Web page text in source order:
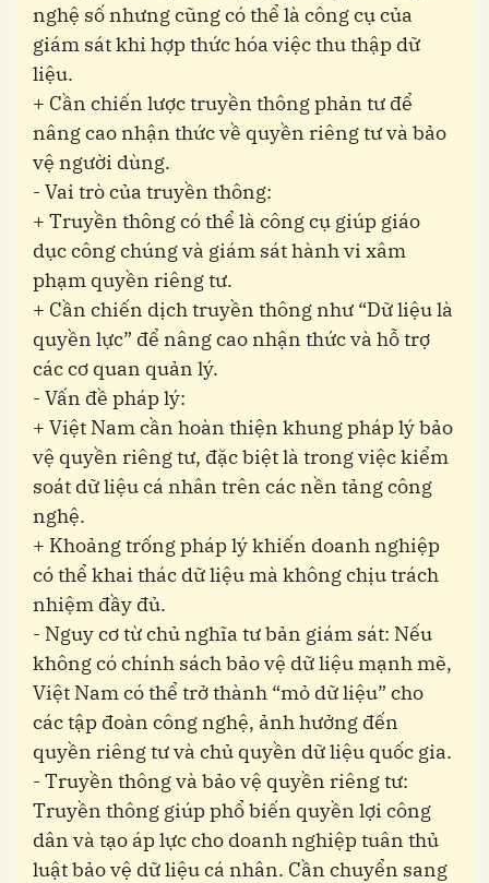
nghệ số nhưng cũng có thể là công cụ của
giám sát khi hợp thức hóa việc thu thập dữ
liệu.
+ Cần chiến lược truyền thông phản tư để
nâng cao nhận thức về quyền riêng tư và bảo
vệ người dùng.
- Vai trò của truyền thông:
+ Truyền thông có thể là công cụ giúp giáo
dục công chúng và giám sát hành vi xâm
phạm quyền riêng tư.
+ Cần chiến dịch truyền thông như “Dữ liệu là
quyền lực” để nâng cao nhận thức và hỗ trợ
các cơ quan quản lý.
- Vấn đề pháp lý:
+ Việt Nam cần hoàn thiện khung pháp lý bảo
vệ quyền riêng tư, đặc biệt là trong việc kiểm
soát dữ liệu cá nhân trên các nền tảng công
nghệ.
+ Khoảng trống pháp lý khiến doanh nghiệp
có thể khai thác dữ liệu mà không chịu trách
nhiệm đầy đủ.
- Nguy cơ từ chủ nghĩa tư bản giám sát: Nếu
không có chính sách bảo vệ dữ liệu mạnh mẽ,
Việt Nam có thể trở thành “mỏ dữ liệu” cho
các tập đoàn công nghệ, ảnh hưởng đến
quyền riêng tư và chủ quyền dữ liệu quốc gia.
- Truyền thông và bảo vệ quyền riêng tư:
Truyền thông giúp phổ biến quyền lợi công
dân và tạo áp lực cho doanh nghiệp tuân thủ
luật bảo vệ dữ liệu cá nhân. Cần chuyển sang